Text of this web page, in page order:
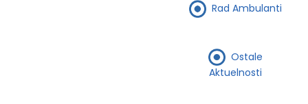
Rad Ambulanti
Ostale
Aktuelnosti